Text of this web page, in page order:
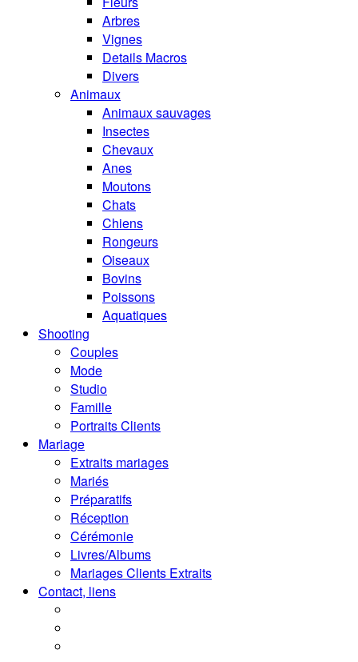
Arbres
Vignes
Details Macros
Divers
Animaux
Animaux sauvages
Insectes
Chevaux
Anes
Moutons
Chats
Chiens
Rongeurs
Oiseaux
Bovins
Poissons
Aquatiques
Shooting
Couples
Mode
Studio
Famille
Portraits Clients
Mariage
Extraits mariages
Mariés
Préparatifs
Réception
Cérémonie
Livres/Albums
Mariages Clients Extraits
Contact, liens